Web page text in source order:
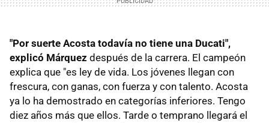
"Por suerte Acosta todavía no tiene una Ducati",
explicó Márquez después de la carrera. El campeón
explica que "es ley de vida. Los jóvenes llegan con
frescura, con ganas, con fuerza y con talento. Acosta
ya lo ha demostrado en categorías inferiores. Tengo
diez años más que ellos. Tarde o temprano llegará el